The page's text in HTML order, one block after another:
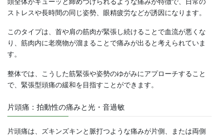
ストレスや長時間の同じ姿勢、眼精疲労などが誘因になります。
このタイプは、首や肩の筋肉が緊張し続けることで血流が悪くな
り、筋肉内に老廃物が溜まることで痛みが出ると考えられていま
す。
整体では、こうした筋緊張や姿勢のゆがみにアプローチすること
で、緊張型頭痛の緩和を目指すことができます。
片頭痛：拍動性の痛みと光・音過敏
片頭痛は、ズキンズキンと脈打つような痛みが片側、または両側